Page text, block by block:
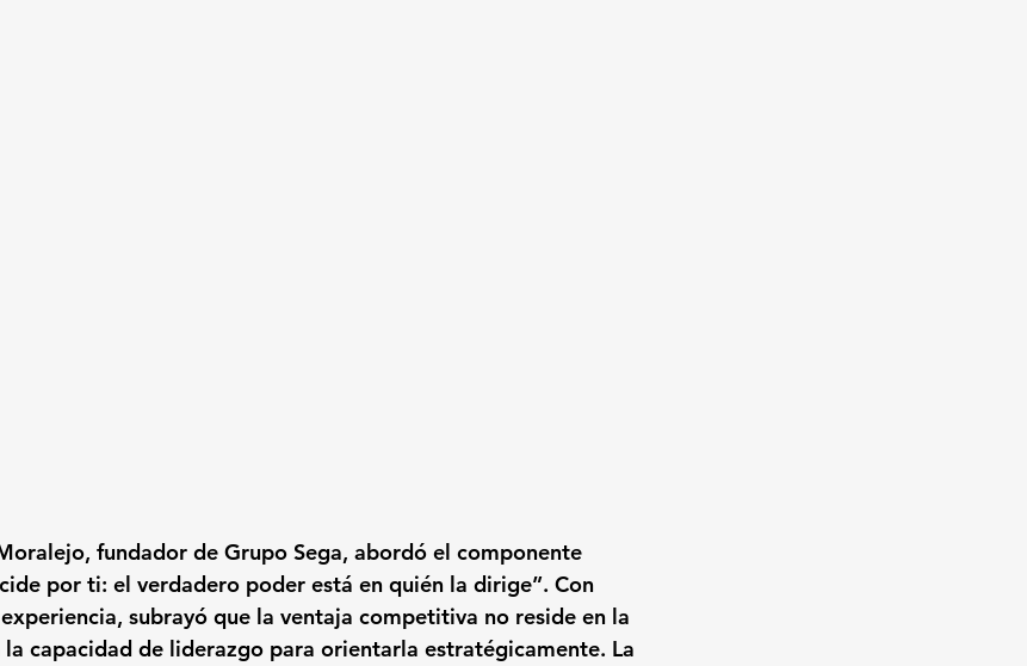
fundador de Grupo Sega, abordó el componente
por ti: el verdadero poder está en quién la dirige”. Con
subrayó que la ventaja competitiva no reside en la
capacidad de liderazgo para orientarla estratégicamente. La